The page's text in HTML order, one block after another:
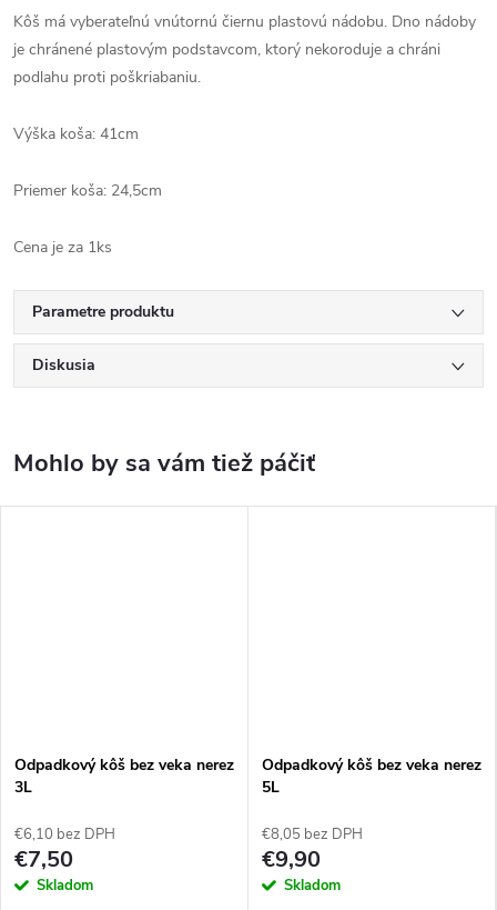
Kôš má vyberateľnú vnútornú čiernu plastovú nádobu. Dno nádoby
je chránené plastovým podstavcom, ktorý nekoroduje a chráni
podlahu proti poškriabaniu.
Výška koša: 41cm
Priemer koša: 24,5cm
Cena je za 1ks
Parametre produktu
Diskusia
Odpadkový kôš bez veka nerez
3L
€6,10 bez DPH
€7,50
Skladom
Odpadkový kôš bez veka nerez
5L
€8,05 bez DPH
€9,90
Skladom